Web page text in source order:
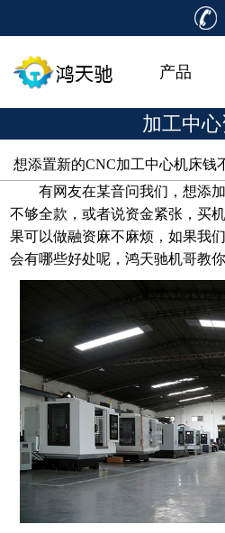
产品
加工中
想添置新的CNC加工中心机床钱
有网友在某音问我们，想添
不够全款，或者说资金紧张，买
果可以做融资麻不麻烦，如果我
会有哪些好处呢，鸿天驰机哥教